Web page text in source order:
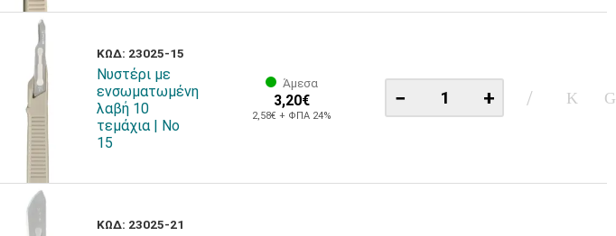
ΚΩΔ: 23025-15
Νυστέρι με
ενσωματωμένη
λαβή 10
τεμάχια | Νο
15
Άμεσα
3,20€
2,58€ + ΦΠΑ 24%
− +
ΚΩΔ: 23025-21